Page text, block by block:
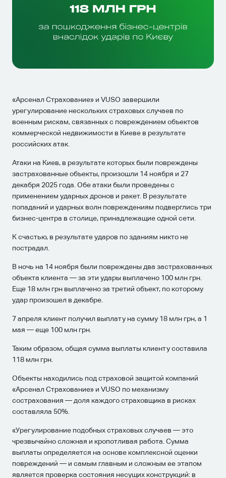
«Арсенал Страхование» и VUSO завершили
урегулирование нескольких страховых случаев по
военным рискам, связанных с повреждением объектов
коммерческой недвижимости в Киеве в результате
российских атак.
Атаки на Киев, в результате которых были повреждены
застрахованные объекты, произошли 14 ноября и 27
декабря 2025 года. Обе атаки были проведены с
применением ударных дронов и ракет. В результате
попаданий и ударных волн повреждениям подверглись три
бизнес-центра в столице, принадлежащие одной сети.
К счастью, в результате ударов по зданиям никто не
пострадал.
В ночь на 14 ноября были повреждены два застрахованных
объекта клиента — за эти удары выплачено 100 млн грн.
Еще 18 млн грн выплачено за третий объект, по которому
удар произошел в декабре.
7 апреля клиент получил выплату на сумму 18 млн грн, а 1
мая — еще 100 млн грн.
Таким образом, общая сумма выплаты клиенту составила
118 млн грн.
Объекты находились под страховой защитой компаний
«Арсенал Страхование» и VUSO по механизму
сострахования — доля каждого страховщика в рисках
составляла 50%.
«Урегулирование подобных страховых случаев — это
чрезвычайно сложная и кропотливая работа. Сумма
выплаты определяется на основе комплексной оценки
повреждений — и самым главным и сложным ее этапом
является проверка состояния несущих конструкций: в